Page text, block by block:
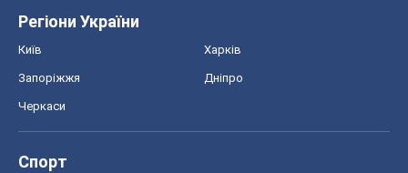
Регіони України
Київ Харків
Запоріжжя Дніпро
Черкаси
Спорт